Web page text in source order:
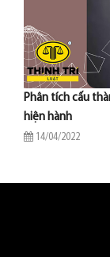
Phân tích cấu
hiện hành
14/04/2022